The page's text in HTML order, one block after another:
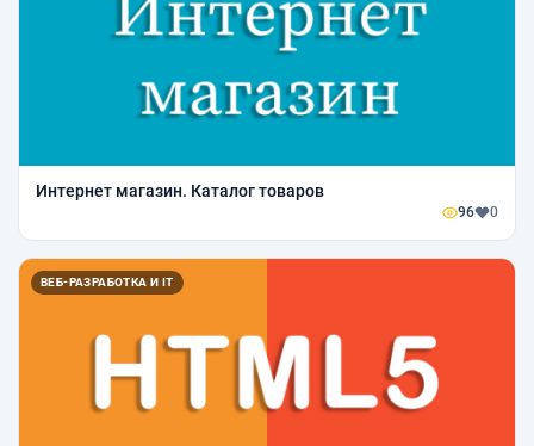
Интернет магазин. Каталог товаров
96 0
ВЕБ-РАЗРАБОТКА И IT